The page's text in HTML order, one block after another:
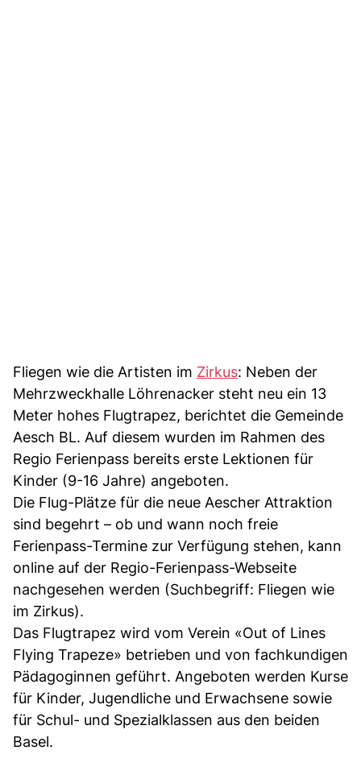
Fliegen wie die Artisten im Zirkus: Neben der
Mehrzweckhalle Löhrenacker steht neu ein 13
Meter hohes Flugtrapez, berichtet die Gemeinde
Aesch BL. Auf diesem wurden im Rahmen des
Regio Ferienpass bereits erste Lektionen für
Kinder (9-16 Jahre) angeboten.
Die Flug-Plätze für die neue Aescher Attraktion
sind begehrt – ob und wann noch freie
Ferienpass-Termine zur Verfügung stehen, kann
online auf der Regio-Ferienpass-Webseite
nachgesehen werden (Suchbegriff: Fliegen wie
im Zirkus).
Das Flugtrapez wird vom Verein «Out of Lines
Flying Trapeze» betrieben und von fachkundigen
Pädagoginnen geführt. Angeboten werden Kurse
für Kinder, Jugendliche und Erwachsene sowie
für Schul- und Spezialklassen aus den beiden
Basel.